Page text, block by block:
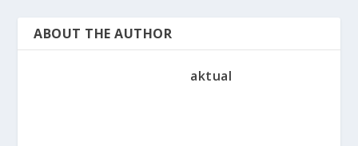
ABOUT THE AUTHOR
aktual